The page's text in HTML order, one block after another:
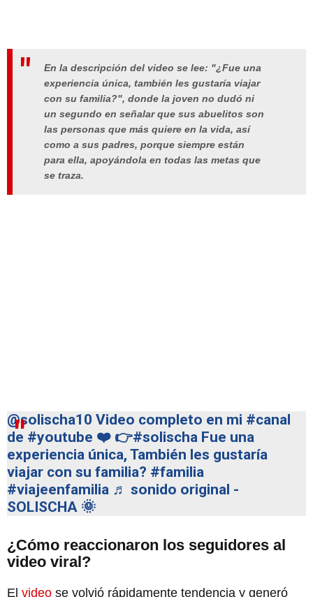
En la descripción del video se lee: "¿Fue una
experiencia única, también les gustaría viajar
con su familia?", donde la joven no dudó ni
un segundo en señalar que sus abuelitos son
las personas que más quiere en la vida, así
como a sus padres, porque siempre están
para ella, apoyándola en todas las metas que
se traza.
@solischa10 Video completo en mi #canal
de #youtube ❤️ 👉#solischa Fue una
experiencia única, También les gustaría
viajar con su familia? #familia
#viajeenfamilia ♬ sonido original -
SOLISCHA 🌞
¿Cómo reaccionaron los seguidores al
video viral?
El video se volvió rápidamente tendencia y generó